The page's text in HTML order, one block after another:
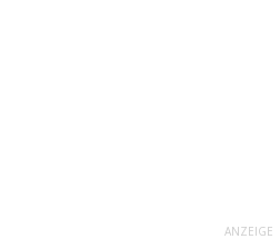
ANZEIGE